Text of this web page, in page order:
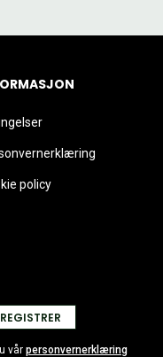
policy
REGISTRER
vår personvernerklæring